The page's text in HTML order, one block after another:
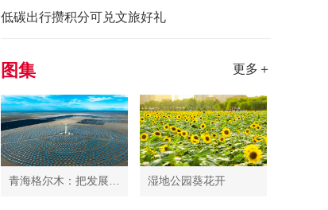
低碳出行攒积分可兑文旅好礼
图集 更多＋
湿地公园葵花开